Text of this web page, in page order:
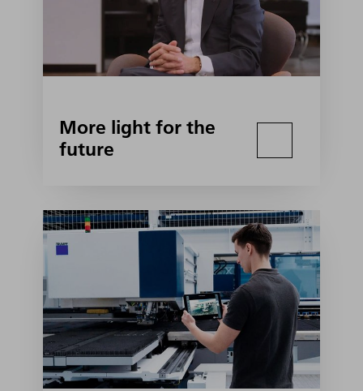
More light for the
future